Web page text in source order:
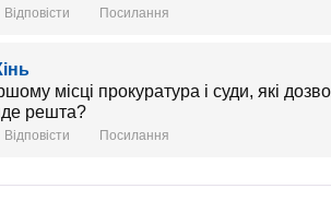
Відповісти Посилання
місці прокуратура і суди, які
решта?
Відповісти Посилання